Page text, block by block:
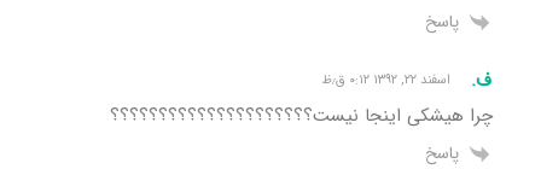
پاسخ
ف. اسفند ۲۲, ۱۳۹۲ ۰:۱۲ ق٫ظ
چرا هیشکی اینجا نیست؟؟؟؟؟؟؟؟؟؟؟؟؟؟؟؟؟؟؟؟؟
پاسخ